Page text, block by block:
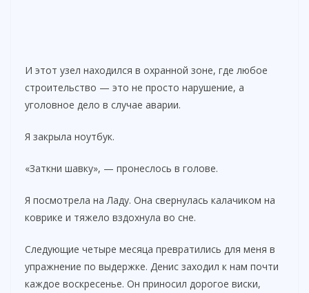
И этот узел находился в охранной зоне, где любое
строительство — это не просто нарушение, а
уголовное дело в случае аварии.
Я закрыла ноутбук.
«Заткни шавку», — пронеслось в голове.
Я посмотрела на Ладу. Она свернулась калачиком на
коврике и тяжело вздохнула во сне.
Следующие четыре месяца превратились для меня в
упражнение по выдержке. Денис заходил к нам почти
каждое воскресенье. Он приносил дорогое виски,